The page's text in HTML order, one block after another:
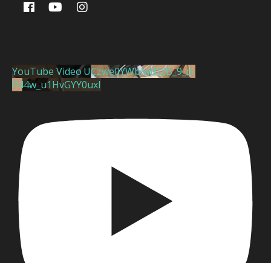
YouTube Video UCzwe0YWblwBt2B_9_d-
P44w_u1HvGYY0uxI